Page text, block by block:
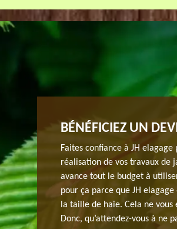
? JH elagage
la taille de
réalise
BÉNÉFICIEZ UN
Faites confiance à JH
réalisation de vos travaux de
avance tout le budget à
pour ça parce que JH
la taille de haie. Cela ne
Donc, qu’attendez-vous à ne